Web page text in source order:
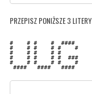
PRZEPISZ PONIŻSZE 3 LITERY
#    # #    #  ####
#    # #    # #    #
#    # #    # #
#    # #    # #  ###
#    # #    # #    #
####   ####   ####